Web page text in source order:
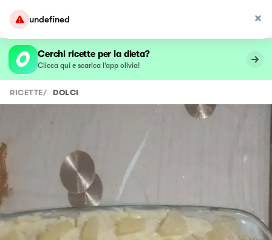
undefined
Cerchi ricette per la dieta?
Clicca qui e scarica l’app olivia!
RICETTE/ DOLCI